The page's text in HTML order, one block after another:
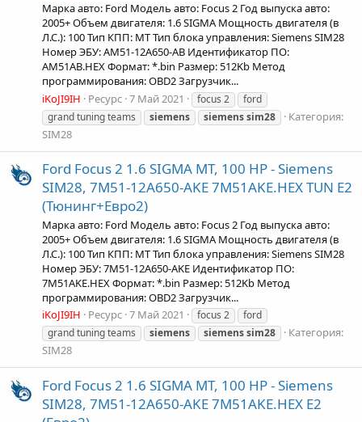
Марка авто: Ford Модель авто: Focus 2 Год выпуска авто:
2005+ Объем двигателя: 1.6 SIGMA Мощность двигателя (в
Л.С.): 100 Тип КПП: MT Тип блока управления: Siemens SIM28
Номер ЭБУ: AM51-12A650-AB Идентификатор ПО:
AM51AB.HEX Формат: *.bin Размер: 512Kb Метод
программирования: OBD2 Загрузчик...
iKoJI9IH
Ресурс 7 Май 2021 focus 2
ford
grand tuning teams
siemens siemenssim28
Категория:
SIM28
Ford Focus 2 1.6 SIGMA MT, 100 HP - Siemens
SIM28, 7M51-12A650-AKE 7M51AKE.HEX TUN Е2
(Тюнинг+Евро2)
Марка авто: Ford Модель авто: Focus 2 Год выпуска авто:
2005+ Объем двигателя: 1.6 SIGMA Мощность двигателя (в
Л.С.): 100 Тип КПП: MT Тип блока управления: Siemens SIM28
Номер ЭБУ: 7M51-12A650-AKE Идентификатор ПО:
7M51AKE.HEX Формат: *.bin Размер: 512Kb Метод
программирования: OBD2 Загрузчик...
iKoJI9IH
Ресурс 7 Май 2021 focus 2
ford
grand tuning teams
siemens siemenssim28
Категория:
SIM28
Ford Focus 2 1.6 SIGMA MT, 100 HP - Siemens
SIM28, 7M51-12A650-AKE 7M51AKE.HEX Е2